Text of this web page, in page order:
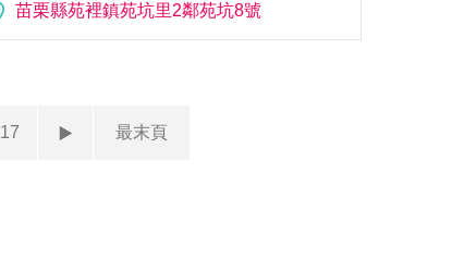
苗栗縣苑裡鎮苑坑里2鄰苑坑8號
17 最末頁